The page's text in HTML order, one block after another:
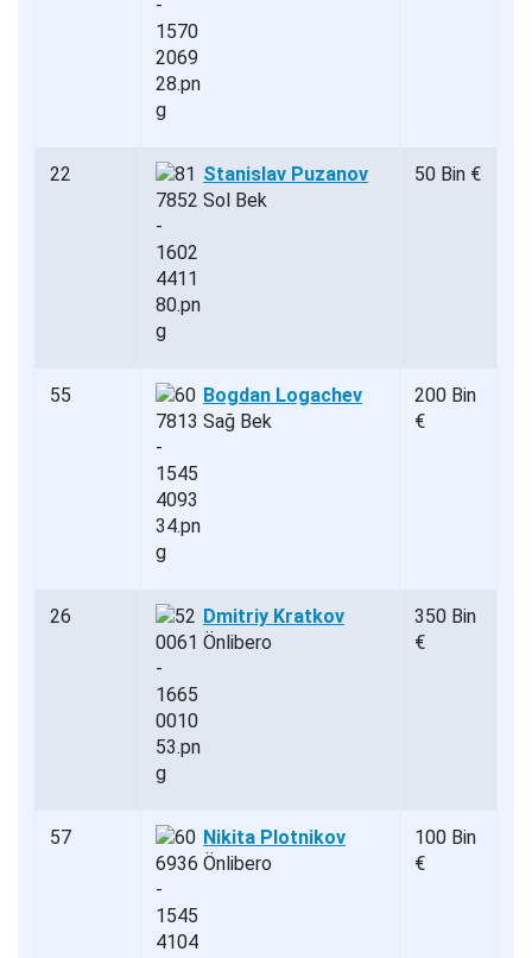
22
Stanislav Puzanov
Sol Bek
50 Bin €
55
Bogdan Logachev
Sağ Bek
200 Bin
€
26
Dmitriy Kratkov
Önlibero
350 Bin
€
57
Nikita Plotnikov
Önlibero
100 Bin
€